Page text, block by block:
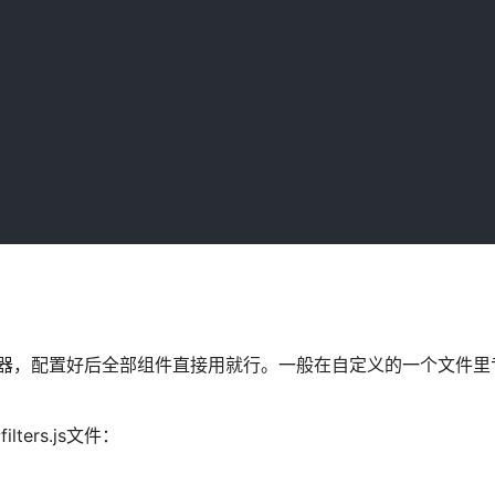
配置好后全部组件直接用就行。一般在自定义的一个文件里
文件：